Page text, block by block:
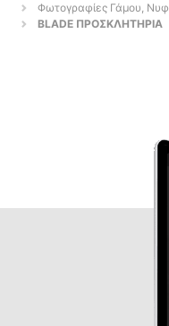
Φωτογραφίες Γάμου,
BLADE ΠΡΟΣΚΛΗΤΗΡΙΑ